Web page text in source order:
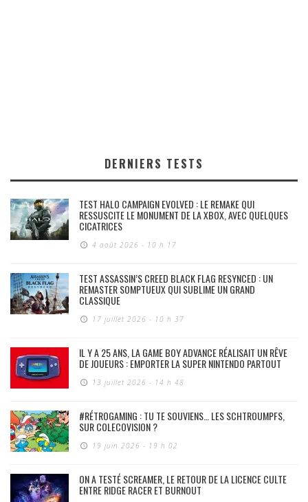
DERNIERS TESTS
TEST HALO CAMPAIGN EVOLVED : LE REMAKE QUI
RESSUSCITE LE MONUMENT DE LA XBOX, AVEC QUELQUES
CICATRICES
4 août 2026 - 10 h 17
TEST ASSASSIN’S CREED BLACK FLAG RESYNCED : UN
REMASTER SOMPTUEUX QUI SUBLIME UN GRAND
CLASSIQUE
17 juillet 2026 - 10 h 37
IL Y A 25 ANS, LA GAME BOY ADVANCE RÉALISAIT UN RÊVE
DE JOUEURS : EMPORTER LA SUPER NINTENDO PARTOUT
13 juillet 2026 - 14 h 48
#RÉTROGAMING : TU TE SOUVIENS… LES SCHTROUMPFS,
SUR COLECOVISION ?
19 juin 2026 - 19 h 02
ON A TESTÉ SCREAMER, LE RETOUR DE LA LICENCE CULTE
ENTRE RIDGE RACER ET BURNOUT